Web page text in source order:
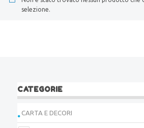
selezione.
CATEGORIE
CARTA E DECORI